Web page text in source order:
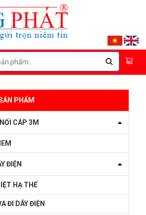
PHẨM
CÁP 3M
ĐIỆN
HẠ THẾ
ĐI DÂY ĐIỆN